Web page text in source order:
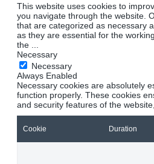
This website uses cookies to
you navigate through the website.
that are categorized as necessary
as they are essential for the
the
Necessary
Necessary
Always Enabled
Necessary cookies are absolutely
function properly. These cookies
and security features of the
Cookie Duration